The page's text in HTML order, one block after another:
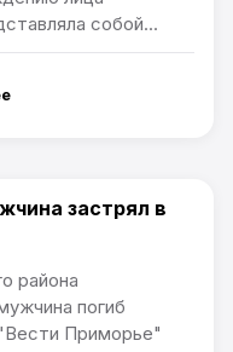
собой...
застрял в
района
погиб
Приморье"